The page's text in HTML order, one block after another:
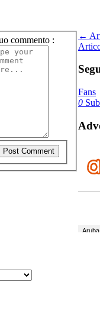
commento :
←
Fans
0